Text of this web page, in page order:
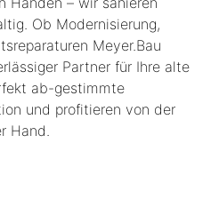
Ob Modernisierung,
Meyer.Bau
Partner für Ihre alte
ab-gestimmte
und profitieren von der
Hand.